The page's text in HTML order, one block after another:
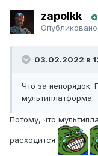
zapolkk
Опубликовано:
03.02.2022 в
Что за непорядок.
мультиплатформа.
Потому, что
расходится